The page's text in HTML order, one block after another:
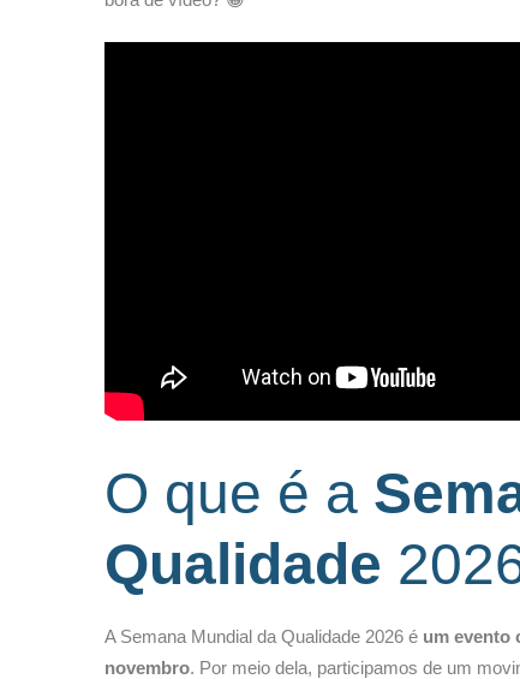
O que é a
Qualidade
A Semana Mundial da Qualidade 2026 é um evento
novembro. Por meio dela, participamos de um